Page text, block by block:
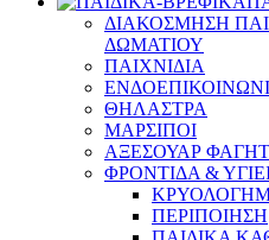
ΔΙΑΚΟΣΜΗΣΗ
ΔΩΜΑΤΙΟΥ
ΠΑΙΧΝΙΔΙΑ
ΘΗΛΑΣΤΡΑ
ΜΑΡΣΙΠΟΙ
ΑΞΕΣΟΥΑΡ
ΦΡΟΝΤΙΔΑ &
ΠΕΡΙΠΟΙΗΣΗ